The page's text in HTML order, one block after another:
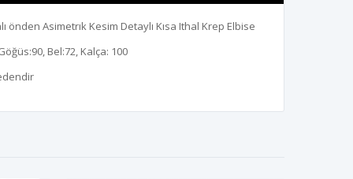
önden Asimetrık Kesim Detaylı Kısa Ithal Krep Elbise
Bel:72, Kalça: 100